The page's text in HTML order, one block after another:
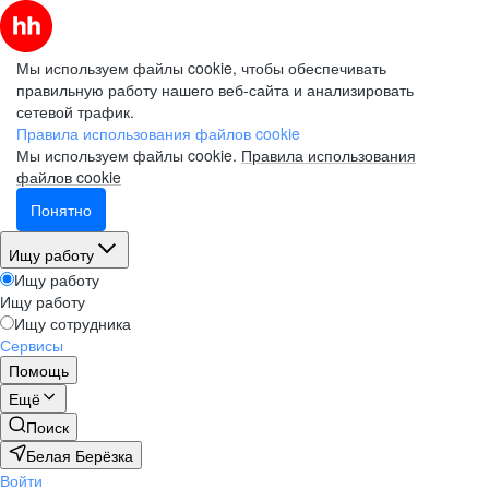
Мы используем файлы cookie, чтобы обеспечивать
правильную работу нашего веб-сайта и анализировать
сетевой трафик.
Правила использования файлов cookie
Мы используем файлы cookie. Правила использования
файлов cookie
Понятно
Ищу работу
Ищу работу
Ищу работу
Ищу сотрудника
Сервисы
Помощь
Ещё
Поиск
Белая Берёзка
Войти